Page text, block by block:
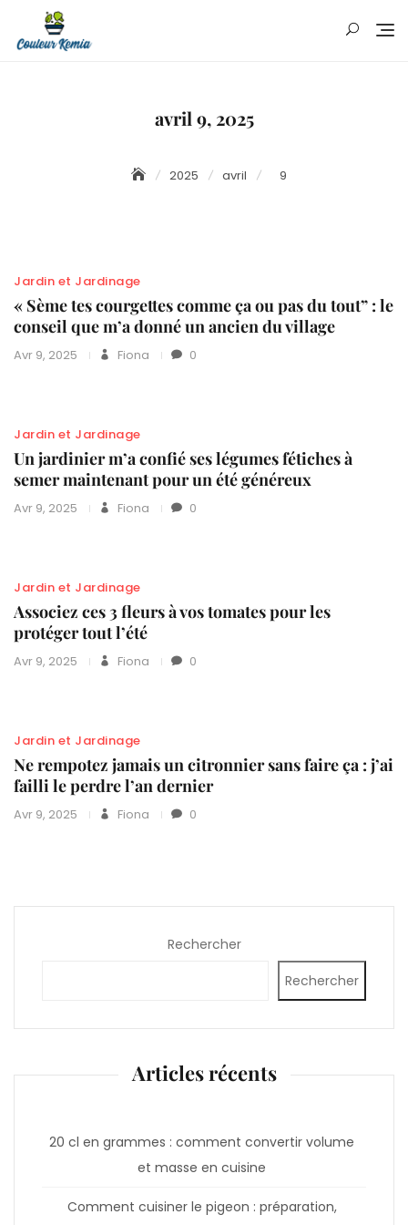
content
avril 9, 2025
2025 avril 9
Jardin et Jardinage
« Sème tes courgettes comme ça ou pas du tout” : le
conseil que m’a donné un ancien du village
Avr 9, 2025 Fiona 0
Jardin et Jardinage
Un jardinier m’a confié ses légumes fétiches à
semer maintenant pour un été généreux
Avr 9, 2025 Fiona 0
Jardin et Jardinage
Associez ces 3 fleurs à vos tomates pour les
protéger tout l’été
Avr 9, 2025 Fiona 0
Jardin et Jardinage
Ne rempotez jamais un citronnier sans faire ça : j’ai
failli le perdre l’an dernier
Avr 9, 2025 Fiona 0
Rechercher
Rechercher
Articles récents
20 cl en grammes : comment convertir volume
et masse en cuisine
Comment cuisiner le pigeon : préparation,